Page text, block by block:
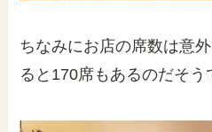
ちなみにお店の席数は意
ると170席もあるのだそう